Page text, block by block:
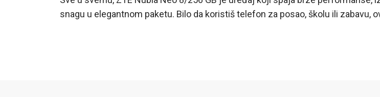
snagu u elegantnom paketu. Bilo da koristiš telefon za posao, školu ili zabavu,